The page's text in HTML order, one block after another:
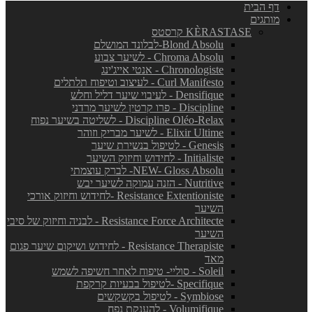
דף הבית
מותגים
KÈRASTASE קרסטס
Blond Absolu-לבלונד המושלם
Chroma Absolu - לשיער צבוע
Chronologiste - אנטי אייג'ינג
Curl Manifesto - לעיצוב וטיפוח תלתלים
Densifique - לעיבוי שיער דליל וחלש
Discipline - פרו קרטין לשיער מרדני
Discipline Oléo-Relax - לשליטה בשיער נפוח
Elixir Ultime - לשיער מבריק וזוהר
Genesis - לטיפול בנשירת שיער
Initialiste - לחידוש וחיזוק השיער
NEW- Gloss Absolu- לברק עוצמתי
Nutritive - הזנה עמוקה לשיער יבש
Resistance Extentioniste -לחידוש וחיזוק אורכי
השיער
Resistance Force Architecte - לבניה וחיזוק של סיבי
השיער
Resistance Therapiste - לחידוש ושיקום שיער פגום
מאד
Soleil - סוליי- טיפוח לאחר חשיפה לשמש
Specifique -לטיפול בבעיות קרקפת
Symbiose - לטיפול בקשקשים
Volumifique - להענקת נפח